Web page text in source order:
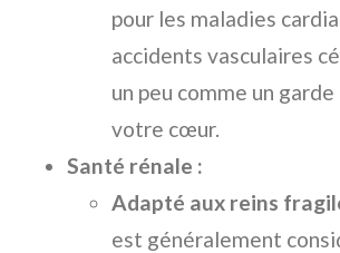
pour les maladies
accidents vasculaires
un peu comme un
votre cœur.
Santé rénale :
Adapté aux reins
est généralement